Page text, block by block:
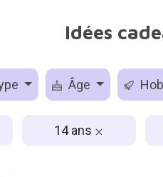
Idées
Âge
14 ans